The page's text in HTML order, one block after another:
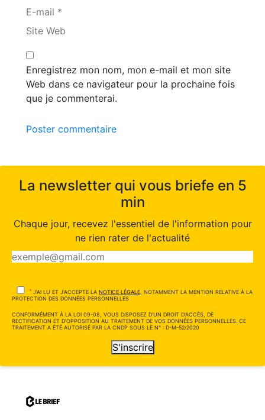
E-mail *
Site Web
Enregistrez mon nom, mon e-mail et mon site
Web dans ce navigateur pour la prochaine fois
que je commenterai.
Poster commentaire
La newsletter qui vous briefe en 5
min
Chaque jour, recevez l'essentiel de l'information pour
ne rien rater de l'actualité
* J'AI LU ET J'ACCEPTE LA NOTICE LÉGALE , NOTAMMENT LA MENTION RELATIVE À LA
PROTECTION DES DONNÉES PERSONNELLES
CONFORMÉMENT À LA LOI 09-08, VOUS DISPOSEZ D'UN DROIT D'ACCÈS, DE
RECTIFICATION ET D'OPPOSITION AU TRAITEMENT DE VOS DONNÉES PERSONNELLES. CE
TRAITEMENT A ÉTÉ AUTORISÉ PAR LA CNDP SOUS LE N° : D-M-52/2020
S'inscrire